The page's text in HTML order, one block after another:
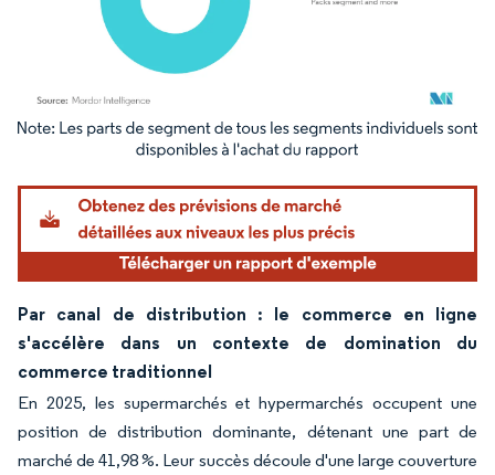
Image © Mordor Intelligence. La réutilisation nécessite une attribution sous CC BY
Par canal de distribution : le commerce en ligne
s'accélère dans un contexte de domination du
commerce traditionnel
En 2025, les supermarchés et hypermarchés occupent une
position de distribution dominante, détenant une part de
marché de 41,98 %. Leur succès découle d'une large couverture